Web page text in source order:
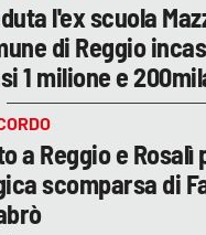
l'ex scuola
di Reggio
1 milione e
a Reggio e Rosalì
scomparsa di